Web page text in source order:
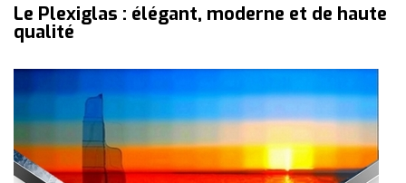
Le Plexiglas : élégant, moderne et de haute
qualité